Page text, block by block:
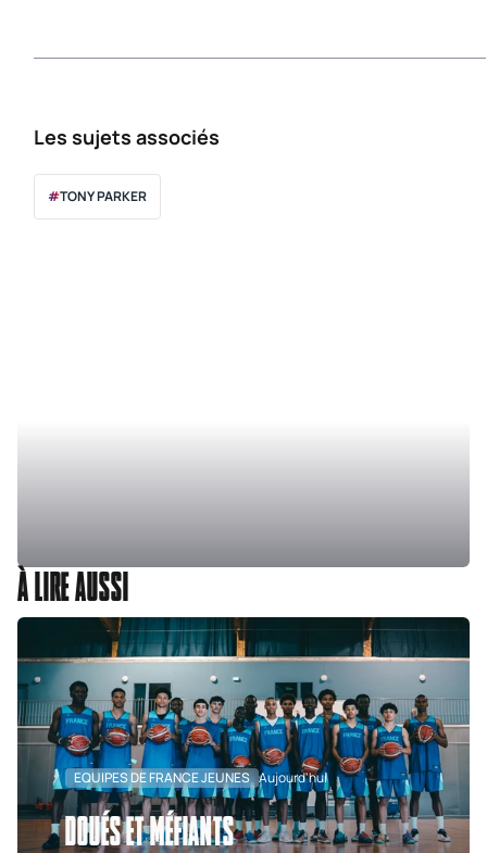
Les sujets associés
#TONY PARKER
À LIRE AUSSI
EQUIPES DE FRANCE JEUNES Aujourd'hui
DOUÉS ET MÉFIANTS